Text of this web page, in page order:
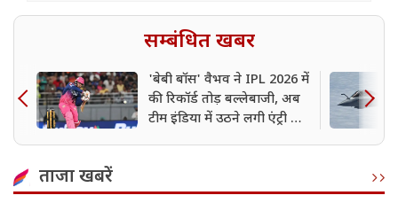
सम्बंधित खबर
'बेबी बॉस' वैभव ने IPL 2026 में
की रिकॉर्ड तोड़ बल्लेबाजी, अब
टीम इंडिया में उठने लगी एंट्री की
ताजा खबरें